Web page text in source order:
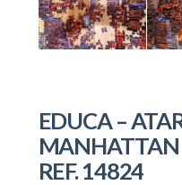
EDUCA –
MANHATTAN
REF. 14824